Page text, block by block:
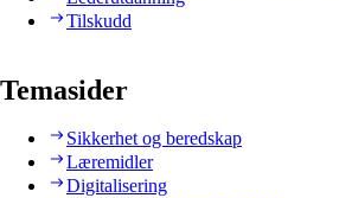
Tilskudd
Temasider
Sikkerhet og beredskap
Læremidler
Digitalisering